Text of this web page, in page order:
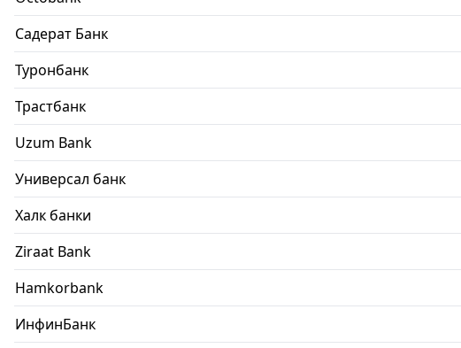
Садерат Банк
Туронбанк
Трастбанк
Uzum Bank
Универсал банк
Халк банки
Ziraat Bank
Hamkorbank
ИнфинБанк